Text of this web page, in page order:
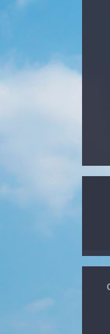
Sağlık
Kültür & Sanat
Bilim, Teknoloji